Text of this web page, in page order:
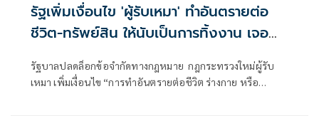
รัฐเพิ่มเงื่อนไข 'ผู้รับเหมา' ทำอันตรายต่อ
ชีวิต-ทรัพย์สิน ให้นับเป็นการทิ้งงาน เจอ
ลงโทษหนัก
รัฐบาลปลดล็อกข้อจำกัดทางกฎหมาย กฎกระทรวงใหม่ผู้รับ
เหมา เพิ่มเงื่อนไข “การทำอันตรายต่อชีวิต ร่างกาย หรือ